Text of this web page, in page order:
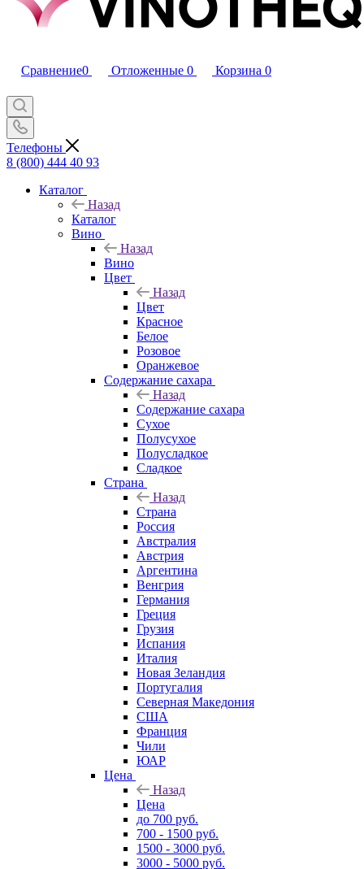
Сравнение0 Отложенные 0 Корзина 0
Телефоны
8 (800) 444 40 93
Каталог
Назад
Каталог
Вино
Назад
Вино
Цвет
Назад
Цвет
Красное
Белое
Розовое
Оранжевое
Содержание сахара
Назад
Содержание сахара
Сухое
Полусухое
Полусладкое
Сладкое
Страна
Назад
Страна
Россия
Австралия
Австрия
Аргентина
Венгрия
Германия
Греция
Грузия
Испания
Италия
Новая Зеландия
Португалия
Северная Македония
США
Франция
Чили
ЮАР
Цена
Назад
Цена
до 700 руб.
700 - 1500 руб.
1500 - 3000 руб.
3000 - 5000 руб.